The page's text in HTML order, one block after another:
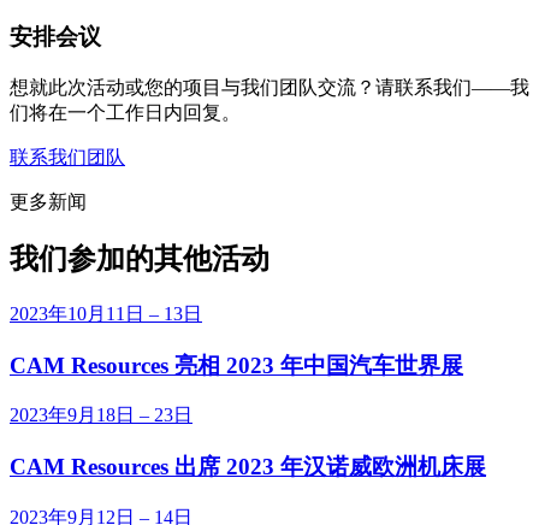
安排会议
想就此次活动或您的项目与我们团队交流？请联系我们——我
们将在一个工作日内回复。
联系我们团队
更多新闻
我们参加的其他活动
2023年10月11日 – 13日
CAM Resources 亮相 2023 年中国汽车世界展
2023年9月18日 – 23日
CAM Resources 出席 2023 年汉诺威欧洲机床展
2023年9月12日 – 14日